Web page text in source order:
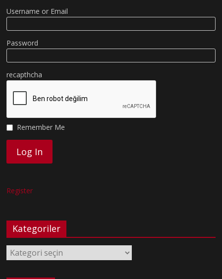
Username or Email
Password
recapthcha
Remember Me
Register
Kategoriler
Kategoriler